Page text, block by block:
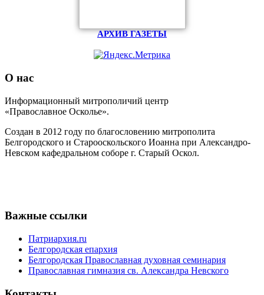
АРХИВ ГАЗЕТЫ
О нас
Информационный митрополичий центр
«Православное Осколье».
Создан в 2012 году по благословению митрополита
Белгородского и Старооскольского Иоанна при Александро-
Невском кафедральном соборе г. Старый Оскол.
Важные ссылки
Патриархия.ru
Белгородская епархия
Белгородская Православная духовная семинария
Православная гимназия св. Александра Невского